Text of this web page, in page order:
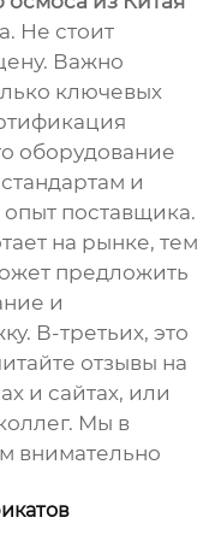
Не стоит
Важно
ключевых
оборудование
и
поставщика.
на рынке, тем
предложить
и
В-третьих, это
отзывы на
и сайтах, или
Мы в
внимательно